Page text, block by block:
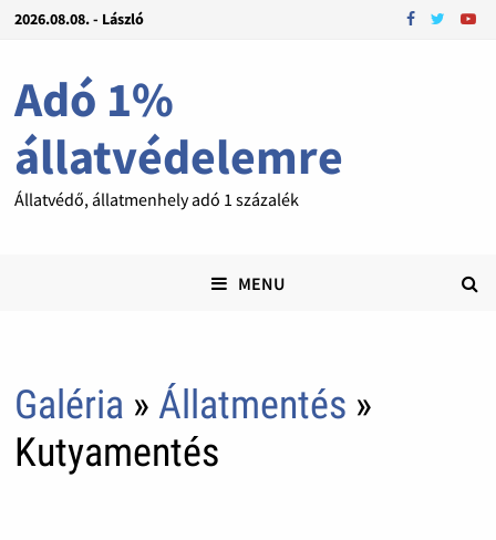
2026.08.08. - László
Adó 1%
állatvédelemre
Állatvédő, állatmenhely adó 1 százalék
MENU
Galéria » Állatmentés »
Kutyamentés